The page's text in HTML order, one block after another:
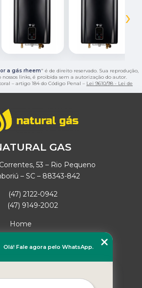
›
a gás rheem" é de direito reservado. Sua reprodução,
links, é proibida sem a autorização do autor.
– artigo 184 do Código Penal – Lei 9610/98 - Lei de
GAS
53 – Rio Pequeno
– SC – 88343-842
(47) 2122-0942
(47) 9149-2002
Home
Empresa
Missão
Mapa do site
Olá! Fale agora pelo WhatsApp.